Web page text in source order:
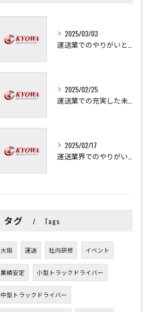
2025/03/03
2025/02/25
2025/02/17
タグ Tags
大阪 運送 社内研修 イベント
業績安定 小型トラックドライバー
中型トラックドライバー